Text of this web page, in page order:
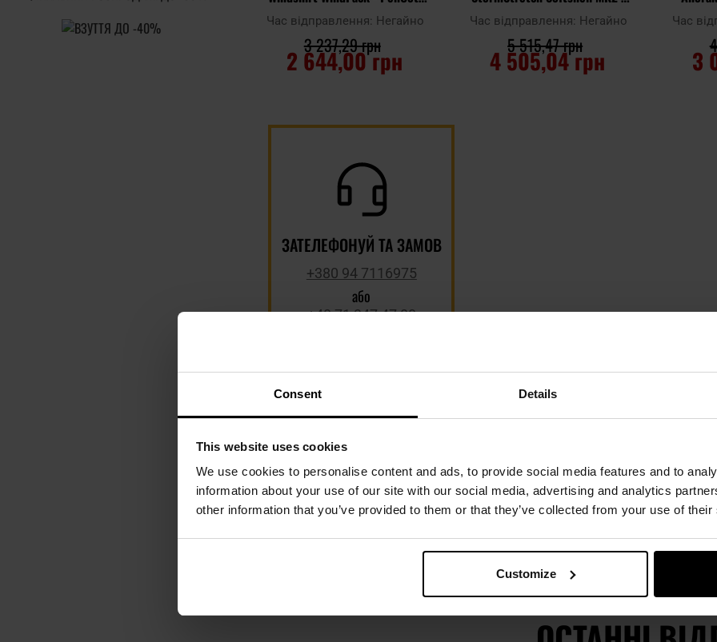
Consent Details
This website uses cookies
We use cookies to personalise content and ads, to provide social media features and to
information about your use of our site with our social media, advertising and analytics
other information that you’ve provided to them or that they’ve collected from your use of
Customize
WildWood
Час відправлення: Негайно
2 644,00 грн
3 237,29 грн
Pencott Wildwood
Час відправлення: Негайно
4 505,04 грн
5 515,47 грн
Час
3
ЗАТЕЛЕФОНУЙ ТА ЗАМОВ
+380 94 7116975
або
+48 71 347 47 80